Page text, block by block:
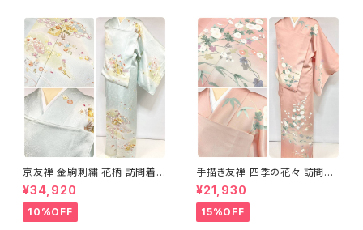
京友禅 金駒刺繍 花柄 訪問着
正絹 水色 黄緑 パステルカラー
アイスグリーン 1433
¥34,920
10%OFF
手描き友禅 四季の花々 訪問着
袷 正絹 サーモンピンク クリー
ム 白 桃花色 1434
¥21,930
15%OFF